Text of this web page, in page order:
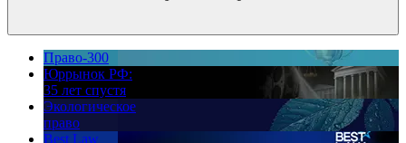
Право-300
Юррынок РФ:
35 лет спустя
Экологическое
право
Best Law